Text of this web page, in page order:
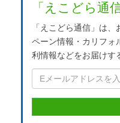
「えこどら通
「えこどら通信」は
ペーン情報・カリフォ
利情報などをお届けす